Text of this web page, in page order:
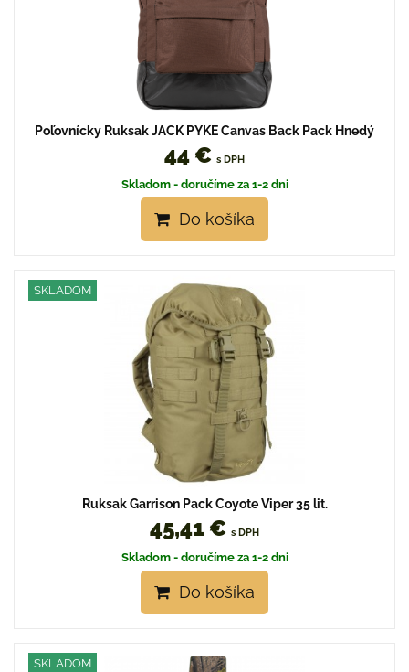
Poľovnícky Ruksak JACK PYKE Canvas Back Pack Hnedý
44 € s DPH
Skladom - doručíme za 1-2 dni
Do košíka
SKLADOM
Ruksak Garrison Pack Coyote Viper 35 lit.
45,41 € s DPH
Skladom - doručíme za 1-2 dni
Do košíka
SKLADOM